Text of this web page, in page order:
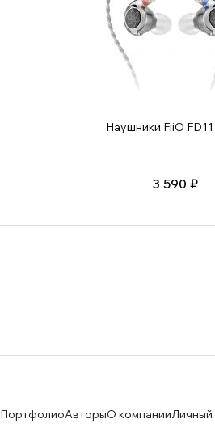
Наушники FiiO
3 590 ₽
ПортфолиоАвторыО компанииЛичный